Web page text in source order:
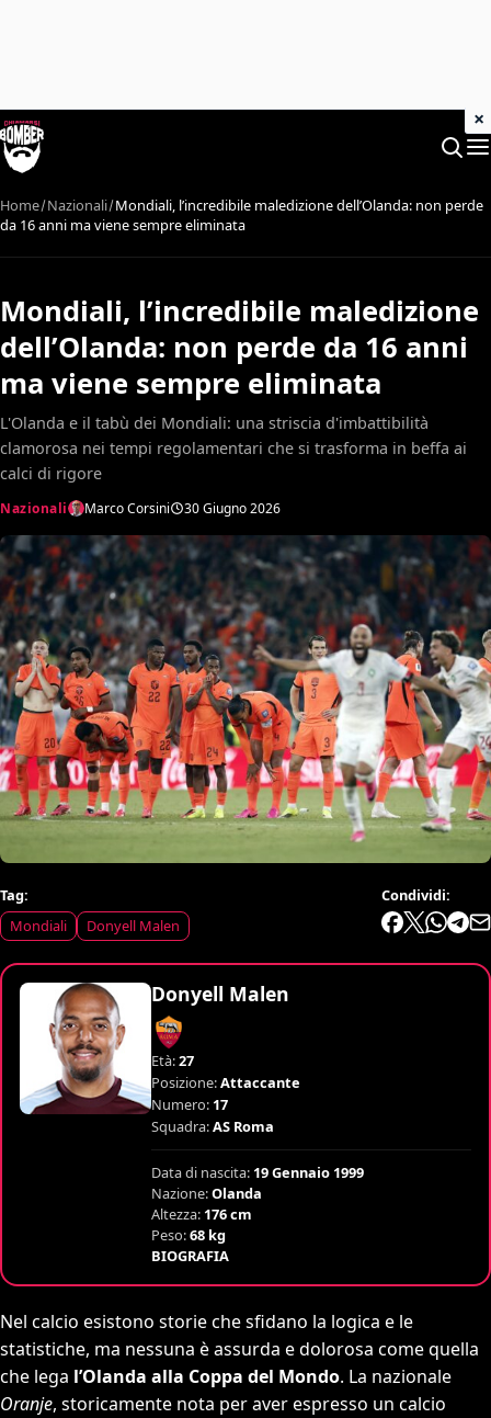
Home Nazionali Mondiali, l’incredibile maledizione dell’Olanda: non perde
da 16 anni ma viene sempre eliminata
Mondiali, l’incredibile maledizione
dell’Olanda: non perde da 16 anni
ma viene sempre eliminata
L'Olanda e il tabù dei Mondiali: una striscia d'imbattibilità
clamorosa nei tempi regolamentari che si trasforma in beffa ai
calci di rigore
Nazionali Marco Corsini 30 Giugno 2026
Tag:
Mondiali
Donyell Malen
Condividi:
Donyell Malen
Età:27
Posizione:Attaccante
Numero: 17
Squadra:AS Roma
Data di nascita: 19 Gennaio 1999
Nazione:Olanda
Altezza: 176 cm
Peso:68 kg
BIOGRAFIA
Nel calcio esistono storie che sfidano la logica e le
statistiche, ma nessuna è assurda e dolorosa come quella
che lega l’Olanda alla Coppa del Mondo. La nazionale
Oranje, storicamente nota per aver espresso un calcio
×